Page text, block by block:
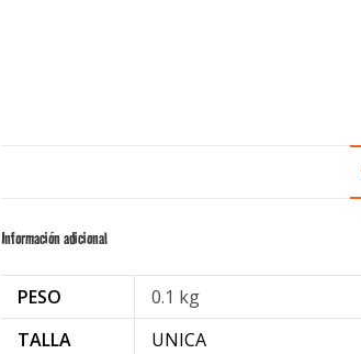
Información adicional
PESO
0.1 kg
TALLA
UNICA